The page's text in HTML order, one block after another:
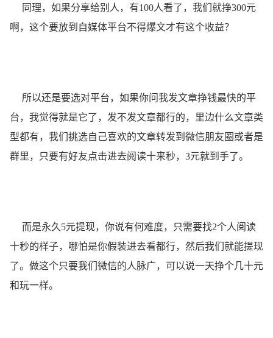
同理，如果分享给别人，有100人看了，我们就挣300元
啊，这个要放到自媒体平台不得爆文才有这个收益？
所以还是要选对平台，如果你问我发文章挣钱最快的平
台，我觉得就是它了，发不发文章都行的，里边什么文章类
型都有，我们挑选自己喜欢的文章转发到微信朋友圈或者是
群里，只要有好友点击进去阅读十来秒，3元就到手了。
而是永久5元提现，你说有何难度，只需要找2个人阅读
十秒的样子，哪怕是你假装进去看都行，然后我们就能提现
了。做这个只要我们微信的人脉广，可以说一天挣个几十元
和玩一样。